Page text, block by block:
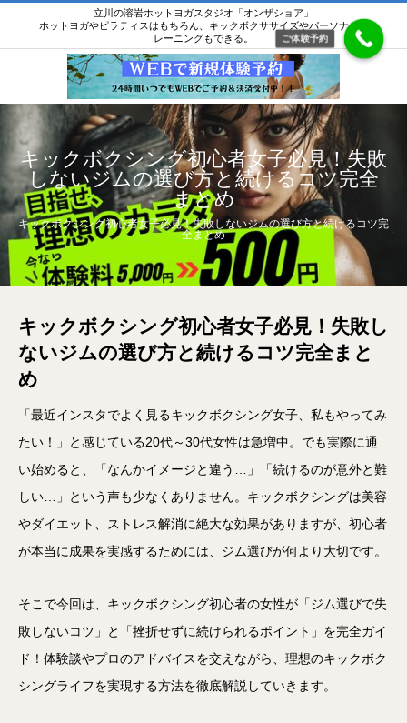
立川の溶岩ホットヨガスタジオ「オンザショア」
ホットヨガやピラティスはもちろん、キックボクササイズやパーソナルト
レーニングもできる。
キックボクシング初心者女子必見！失敗
しないジムの選び方と続けるコツ完全
まとめ
キックボクシング初心者女子必見！失敗しないジムの選び方と続けるコツ完
全まとめ
キックボクシング初心者女子必見！失敗し
ないジムの選び方と続けるコツ完全まと
め
「最近インスタでよく見るキックボクシング女子、私もやってみ
たい！」と感じている20代～30代女性は急増中。でも実際に通
い始めると、「なんかイメージと違う…」「続けるのが意外と難
しい…」という声も少なくありません。キックボクシングは美容
やダイエット、ストレス解消に絶大な効果がありますが、初心者
が本当に成果を実感するためには、ジム選びが何より大切です。
そこで今回は、キックボクシング初心者の女性が「ジム選びで失
敗しないコツ」と「挫折せずに続けられるポイント」を完全ガイ
ド！体験談やプロのアドバイスを交えながら、理想のキックボク
シングライフを実現する方法を徹底解説していきます。
ご体験予約